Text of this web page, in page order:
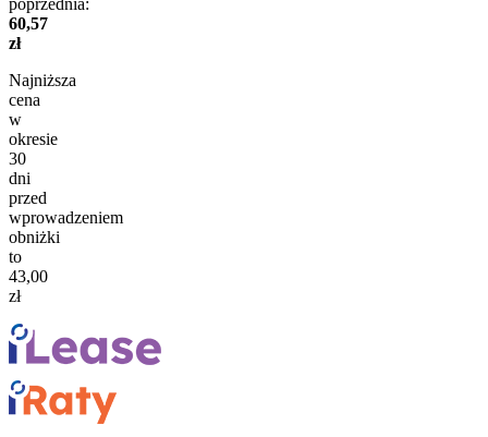
60,57
zł
Najniższa
cena
w
okresie
30
dni
przed
wprowadzeniem
obniżki
to
43,00
zł